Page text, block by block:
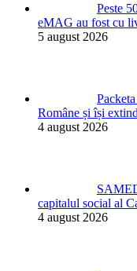
Peste
eMAG au fost cu
5 august 2026
Române și își
4 august 2026
capitalul social al
4 august 2026